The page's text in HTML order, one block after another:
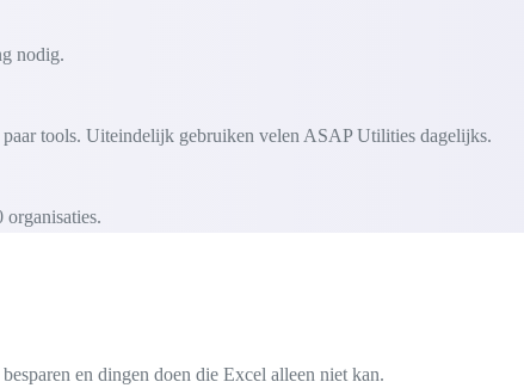
nodig.
paar tools. Uiteindelijk gebruiken velen ASAP Utilities dagelijks.
en dingen doen die Excel alleen niet kan.